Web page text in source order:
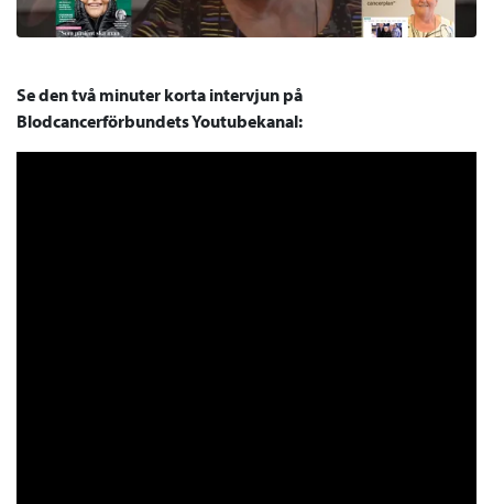
Se den två minuter korta intervjun på
Blodcancerförbundets Youtubekanal: